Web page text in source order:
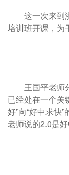
这一次来到浙
培训班开课，为
王国平老师分
已经处在一个关
好”向“好中求快
老师说的2.0是好